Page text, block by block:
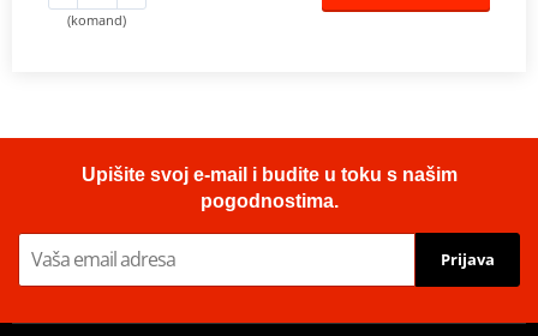
(komand)
Upišite svoj e-mail i budite u toku s našim
pogodnostima.
Prijava